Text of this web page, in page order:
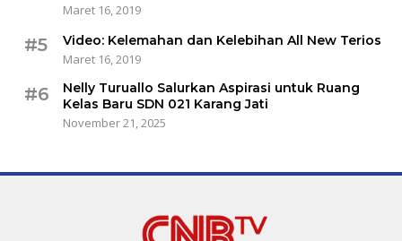
Maret 16, 2019
#5
Video: Kelemahan dan Kelebihan All New Terios
Maret 16, 2019
#6
Nelly Turuallo Salurkan Aspirasi untuk Ruang
Kelas Baru SDN 021 Karang Jati
November 21, 2025